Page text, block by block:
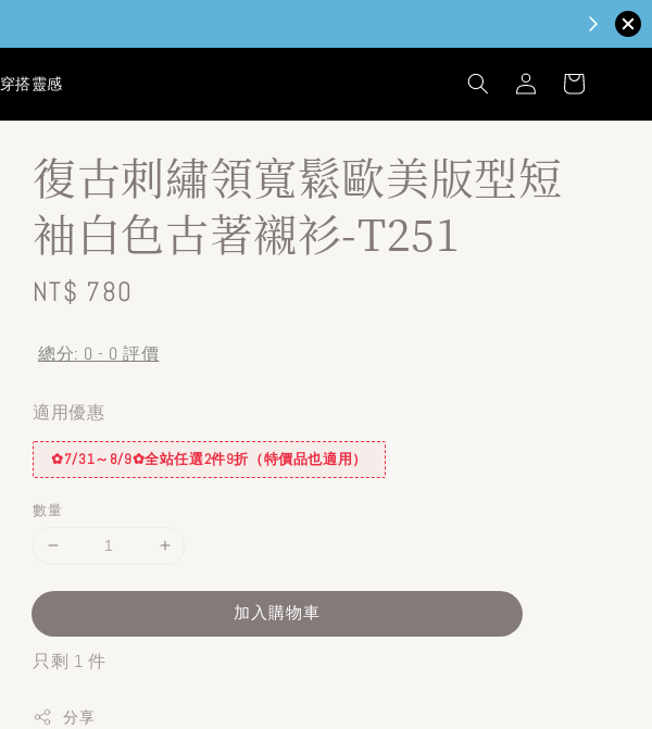
穿搭靈感
復古刺繡領寬鬆歐美版型短
袖白色古著襯衫-T251
Regular
NT$ 780
總分: 0 - 0 評價
適用優惠
✿7/31～8/9✿全站任選2件9折（特價品也適用）
數量
加入購物車
只剩 1 件
分享